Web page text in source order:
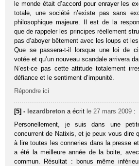
le monde était d’accord pour enrayer les
totale, une société n’existe pas sans
philosophique majeure. Il est de la
que de rappeler les principes réellement
pas d’aboyer bêtement avec les loups et
Que se passera-t-il lorsque une loi de
votée et qu’un nouveau scandale arrivera
N’est-ce pas cette attitude totalement
défiance et le sentiment d’impunité.
Répondre ici
[5] - lezardbreton a écrit le 27 mars 2009 :
Personellement, je suis dans une
concurrent de Natixis, et je peux vous dire
à lire toutes les conneries dans la presse
a été la meilleure année de la boite,
commun. Résultat : bonus même